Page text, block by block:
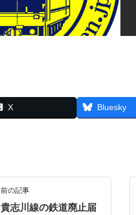
X Bluesky
前の記事
貴志川線の鉄道廃止届